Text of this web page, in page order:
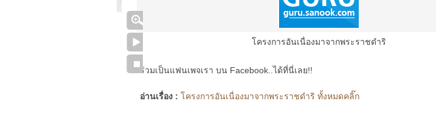
โครงการอันเนื่องมาจากพระราชดำริ
ร่วมเป็นแฟนเพจเรา บน Facebook..ได้ที่นี่เลย!!
อ่านเรื่อง : โครงการอันเนื่องมาจากพระราชดำริ ทั้งหมดคลิ๊ก